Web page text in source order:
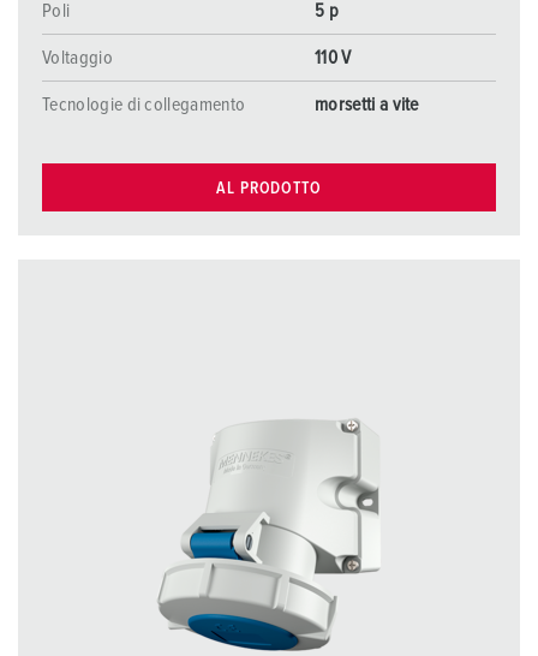
Poli 5 p
Voltaggio 110 V
Tecnologie di collegamento morsetti a vite
AL PRODOTTO